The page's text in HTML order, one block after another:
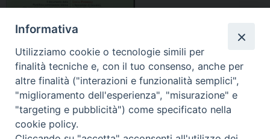
Indice
Abstracts
Informativa
Utilizziamo cookie o tecnologie simili per
finalità tecniche e, con il tuo consenso, anche per
altre finalità ("interazioni e funzionalità semplici",
"miglioramento dell'esperienza", "misurazione" e
"targeting e pubblicità") come specificato nella
cookie policy.